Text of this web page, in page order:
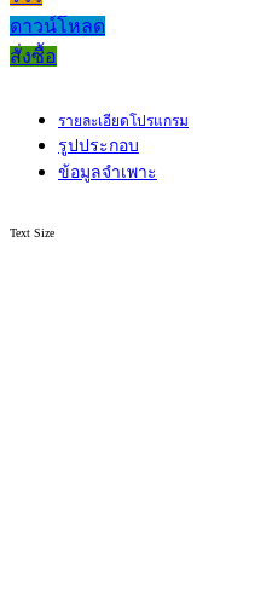
ดาวน์โหลด
สั่งซื้อ
รายละเอียดโปรแกรม
รูปประกอบ
ข้อมูลจำเพาะ
Text Size